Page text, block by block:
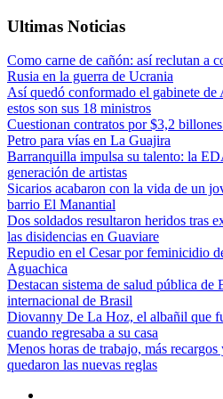
Ultimas Noticias
Como carne de cañón: así reclutan a
Rusia en la guerra de Ucrania
Así quedó conformado el gabinete
estos son sus 18 ministros
Cuestionan contratos por $3,2
Petro para vías en La Guajira
Barranquilla impulsa su talento: la
generación de artistas
Sicarios acabaron con la vida de un
barrio El Manantial
Dos soldados resultaron heridos tras
las disidencias en Guaviare
Repudio en el Cesar por feminicidio
Aguachica
Destacan sistema de salud pública de
internacional de Brasil
Diovanny De La Hoz, el albañil que
cuando regresaba a su casa
Menos horas de trabajo, más
quedaron las nuevas reglas